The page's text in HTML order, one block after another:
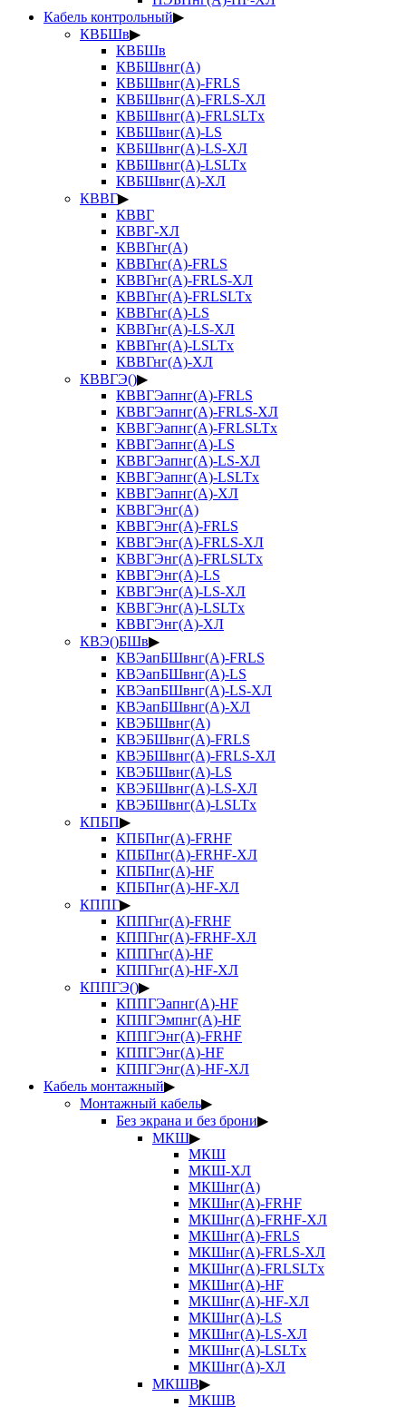
Кабель контрольный▶
КВБШв▶
КВБШв
КВБШвнг(А)
КВБШвнг(А)-FRLS
КВБШвнг(А)-FRLS-ХЛ
КВБШвнг(А)-FRLSLTx
КВБШвнг(А)-LS
КВБШвнг(А)-LS-ХЛ
КВБШвнг(А)-LSLTx
КВБШвнг(А)-ХЛ
КВВГ▶
КВВГ
КВВГ-ХЛ
КВВГнг(А)
КВВГнг(А)-FRLS
КВВГнг(А)-FRLS-ХЛ
КВВГнг(А)-FRLSLTx
КВВГнг(А)-LS
КВВГнг(А)-LS-ХЛ
КВВГнг(А)-LSLTx
КВВГнг(А)-ХЛ
КВВГЭ()▶
КВВГЭапнг(А)-FRLS
КВВГЭапнг(А)-FRLS-ХЛ
КВВГЭапнг(А)-FRLSLTx
КВВГЭапнг(А)-LS
КВВГЭапнг(А)-LS-ХЛ
КВВГЭапнг(А)-LSLTx
КВВГЭапнг(А)-ХЛ
КВВГЭнг(А)
КВВГЭнг(А)-FRLS
КВВГЭнг(А)-FRLS-ХЛ
КВВГЭнг(А)-FRLSLTx
КВВГЭнг(А)-LS
КВВГЭнг(А)-LS-ХЛ
КВВГЭнг(А)-LSLTx
КВВГЭнг(А)-ХЛ
КВЭ()БШв▶
КВЭапБШвнг(А)-FRLS
КВЭапБШвнг(А)-LS
КВЭапБШвнг(А)-LS-ХЛ
КВЭапБШвнг(А)-ХЛ
КВЭБШвнг(А)
КВЭБШвнг(А)-FRLS
КВЭБШвнг(А)-FRLS-ХЛ
КВЭБШвнг(А)-LS
КВЭБШвнг(А)-LS-ХЛ
КВЭБШвнг(А)-LSLTx
КПБП▶
КПБПнг(А)-FRHF
КПБПнг(А)-FRHF-ХЛ
КПБПнг(А)-HF
КПБПнг(А)-HF-ХЛ
КППГ▶
КППГнг(А)-FRHF
КППГнг(А)-FRHF-ХЛ
КППГнг(А)-HF
КППГнг(А)-HF-ХЛ
КППГЭ()▶
КППГЭапнг(А)-HF
КППГЭмпнг(А)-HF
КППГЭнг(А)-FRHF
КППГЭнг(А)-HF
КППГЭнг(А)-HF-ХЛ
Кабель монтажный▶
Монтажный кабель▶
Без экрана и без брони▶
МКШ▶
МКШ
МКШ-ХЛ
МКШнг(А)
МКШнг(А)-FRHF
МКШнг(А)-FRHF-ХЛ
МКШнг(А)-FRLS
МКШнг(А)-FRLS-ХЛ
МКШнг(А)-FRLSLTx
МКШнг(А)-HF
МКШнг(А)-HF-ХЛ
МКШнг(А)-LS
МКШнг(А)-LS-ХЛ
МКШнг(А)-LSLTx
МКШнг(А)-ХЛ
МКШВ▶
МКШВ